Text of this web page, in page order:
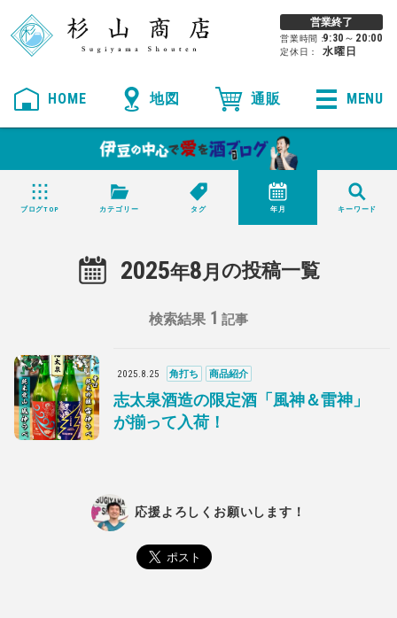
HOME
営業終了
営業時間：9:30 ～ 20:00
定休日： 水曜日
MENU
店長ブログ
ブログTOP カテゴリー タグ 年月 キーワード
2025年8月の投稿一覧
検索結果 1 記事
2025 8 25 角打ち 商品紹介
志太泉酒造の限定酒「風神＆雷神」
が揃って入荷！
応援よろしくお願いします！